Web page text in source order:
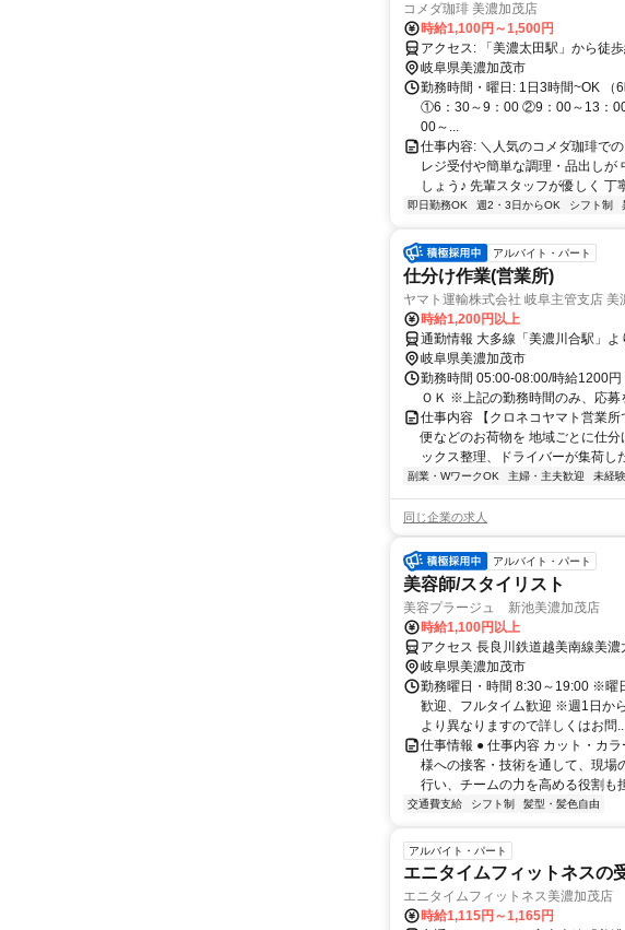
コメダ珈琲 美濃加茂店
時給1,100円～1,500円
アクセス: 「美濃太田駅」から
岐阜県美濃加茂市
勤務時間・曜日: 1日3時間~OK （
①6：30～9：00 ②9：00～13：
00～...
仕事内容: ＼人気のコメダ珈琲で
レジ受付や簡単な調理・品出しが
しょう♪ 先輩スタッフが優しく 丁
即日勤務OK 週2・3日からOK シフト制
アルバイト・パート
仕分け作業(営業所)
ヤマト運輸株式会社 岐阜主管支店 美
時給1,200円以上
通勤情報 大多線「美濃川合駅」よ
岐阜県美濃加茂市
勤務時間 05:00-08:00/時給1200
ＯＫ ※上記の勤務時間のみ、応
仕事内容 【クロネコヤマト営業
便などのお荷物を 地域ごとに仕
ックス整理、ドライバーが集荷し
副業・WワークOK 主婦・主夫歓迎 未経
同じ企業の求人
アルバイト・パート
美容師/スタイリスト
美容プラージュ 新池美濃加茂店
時給1,100円以上
アクセス 長良川鉄道越美南線美
岐阜県美濃加茂市
勤務曜日・時間 8:30～19:00 ※
歓迎、フルタイム歓迎 ※週1日か
より異なりますので詳しくはお問
仕事情報 ● 仕事内容 カット・カ
様への接客・技術を通して、現場
行い、チームの力を高める役割も
交通費支給 シフト制 髪型・髪色自由
アルバイト・パート
エニタイムフィットネスの
エニタイムフィットネス美濃加茂店
時給1,115円～1,165円